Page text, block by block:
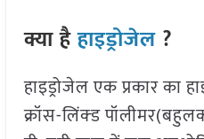
क्या हैहाइड्रोजेल?
हाइड्रोजेल एक प्रकार का
क्रॉस-लिंक्ड